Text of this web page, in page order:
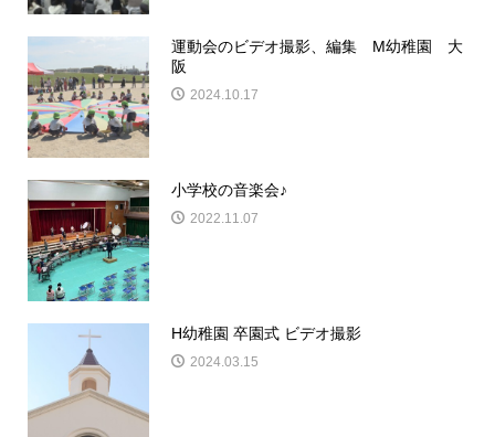
運動会のビデオ撮影、編集 M幼稚園 大
阪
2024.10.17
小学校の音楽会♪
2022.11.07
H幼稚園 卒園式 ビデオ撮影
2024.03.15